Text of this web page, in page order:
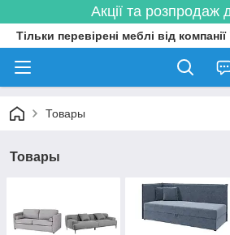
Акції та розпродаж
Тільки перевірені меблі від
Товары
Товары